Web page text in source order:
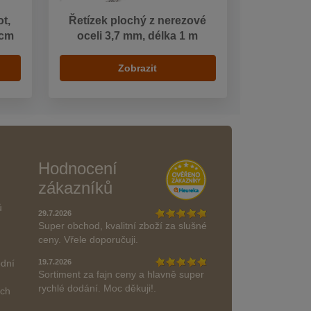
Řetízek plochý z nerezové
oceli 3,7 mm, délka 1 m
Zobrazit
Hodnocení
zákazníků
29.7.2026
Super obchod, kvalitní zboží za slušné
ceny. Vřele doporučuji.
19.7.2026
Sortiment za fajn ceny a hlavně super
rychlé dodání. Moc děkuji!.